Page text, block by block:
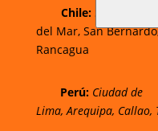
Chile:Santiago,
del Mar, San
Rancagua
Perú: Ciudad de
Lima,Arequipa, Callao,